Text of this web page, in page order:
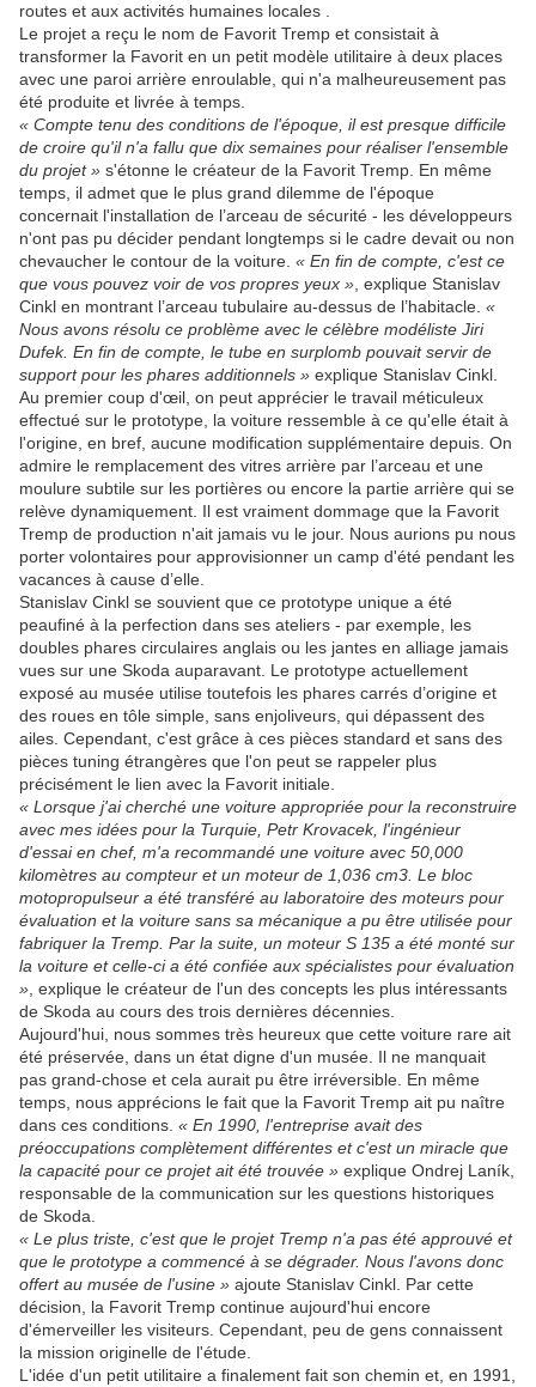
routes et aux activités humaines locales .
Le projet a reçu le nom de Favorit Tremp et consistait à
transformer la Favorit en un petit modèle utilitaire à deux places
avec une paroi arrière enroulable, qui n'a malheureusement pas
été produite et livrée à temps.
« Compte tenu des conditions de l'époque, il est presque difficile
de croire qu'il n'a fallu que dix semaines pour réaliser l'ensemble
du projet » s'étonne le créateur de la Favorit Tremp. En même
temps, il admet que le plus grand dilemme de l'époque
concernait l'installation de l’arceau de sécurité - les développeurs
n'ont pas pu décider pendant longtemps si le cadre devait ou non
chevaucher le contour de la voiture. « En fin de compte, c'est ce
que vous pouvez voir de vos propres yeux » , explique Stanislav
Cinkl en montrant l’arceau tubulaire au-dessus de l’habitacle. «
Nous avons résolu ce problème avec le célèbre modéliste Jiri
Dufek. En fin de compte, le tube en surplomb pouvait servir de
support pour les phares additionnels » explique Stanislav Cinkl.
Au premier coup d'œil, on peut apprécier le travail méticuleux
effectué sur le prototype, la voiture ressemble à ce qu'elle était à
l'origine, en bref, aucune modification supplémentaire depuis. On
admire le remplacement des vitres arrière par l’arceau et une
moulure subtile sur les portières ou encore la partie arrière qui se
relève dynamiquement. Il est vraiment dommage que la Favorit
Tremp de production n'ait jamais vu le jour. Nous aurions pu nous
porter volontaires pour approvisionner un camp d'été pendant les
vacances à cause d’elle.
Stanislav Cinkl se souvient que ce prototype unique a été
peaufiné à la perfection dans ses ateliers - par exemple, les
doubles phares circulaires anglais ou les jantes en alliage jamais
vues sur une Skoda auparavant. Le prototype actuellement
exposé au musée utilise toutefois les phares carrés d’origine et
des roues en tôle simple, sans enjoliveurs, qui dépassent des
ailes. Cependant, c'est grâce à ces pièces standard et sans des
pièces tuning étrangères que l'on peut se rappeler plus
précisément le lien avec la Favorit initiale.
« Lorsque j'ai cherché une voiture appropriée pour la reconstruire
avec mes idées pour la Turquie, Petr Krovacek, l'ingénieur
d'essai en chef, m'a recommandé une voiture avec 50,000
kilomètres au compteur et un moteur de 1,036 cm3. Le bloc
motopropulseur a été transféré au laboratoire des moteurs pour
évaluation et la voiture sans sa mécanique a pu être utilisée pour
fabriquer la Tremp. Par la suite, un moteur S 135 a été monté sur
la voiture et celle-ci a été confiée aux spécialistes pour évaluation
» , explique le créateur de l'un des concepts les plus intéressants
de Skoda au cours des trois dernières décennies.
Aujourd'hui, nous sommes très heureux que cette voiture rare ait
été préservée, dans un état digne d'un musée. Il ne manquait
pas grand-chose et cela aurait pu être irréversible. En même
temps, nous apprécions le fait que la Favorit Tremp ait pu naître
dans ces conditions. « En 1990, l'entreprise avait des
préoccupations complètement différentes et c'est un miracle que
la capacité pour ce projet ait été trouvée » explique Ondrej Laník,
responsable de la communication sur les questions historiques
de Skoda.
« Le plus triste, c'est que le projet Tremp n'a pas été approuvé et
que le prototype a commencé à se dégrader. Nous l'avons donc
offert au musée de l'usine » ajoute Stanislav Cinkl. Par cette
décision, la Favorit Tremp continue aujourd'hui encore
d'émerveiller les visiteurs. Cependant, peu de gens connaissent
la mission originelle de l'étude.
L'idée d'un petit utilitaire a finalement fait son chemin et, en 1991,